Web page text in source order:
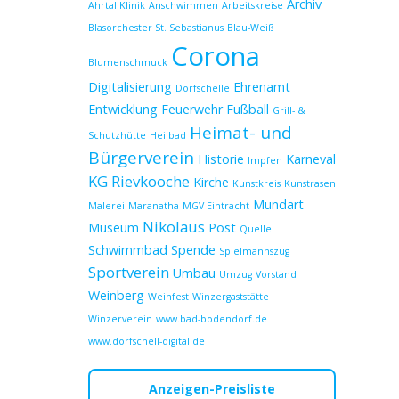
Ahrtal Klinik Anschwimmen Arbeitskreise Archiv
Blasorchester St. Sebastianus Blau-Weiß
Blumenschmuck Corona
Digitalisierung Dorfschelle Ehrenamt
Entwicklung Feuerwehr Fußball Grill- &
Schutzhütte Heilbad Heimat- und
Bürgerverein Historie Impfen Karneval
KG Rievkooche Kirche Kunstkreis Kunstrasen
Malerei Maranatha MGV Eintracht Mundart
Museum Nikolaus Post Quelle
Schwimmbad Spende Spielmannszug
Sportverein Umbau Umzug Vorstand
Weinberg Weinfest Winzergaststätte
Winzerverein www.bad-bodendorf.de
www.dorfschell-digital.de
Anzeigen-Preisliste